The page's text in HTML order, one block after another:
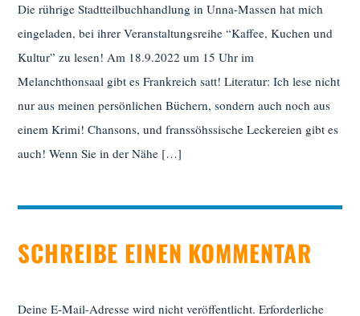
Die rührige Stadtteilbuchhandlung in Unna-Massen hat mich
eingeladen, bei ihrer Veranstaltungsreihe “Kaffee, Kuchen und
Kultur” zu lesen! Am 18.9.2022 um 15 Uhr im
Melanchthonsaal gibt es Frankreich satt! Literatur: Ich lese nicht
nur aus meinen persönlichen Büchern, sondern auch noch aus
einem Krimi! Chansons, und franssöhssische Leckereien gibt es
auch! Wenn Sie in der Nähe […]
SCHREIBE EINEN KOMMENTAR
Deine E-Mail-Adresse wird nicht veröffentlicht. Erforderliche